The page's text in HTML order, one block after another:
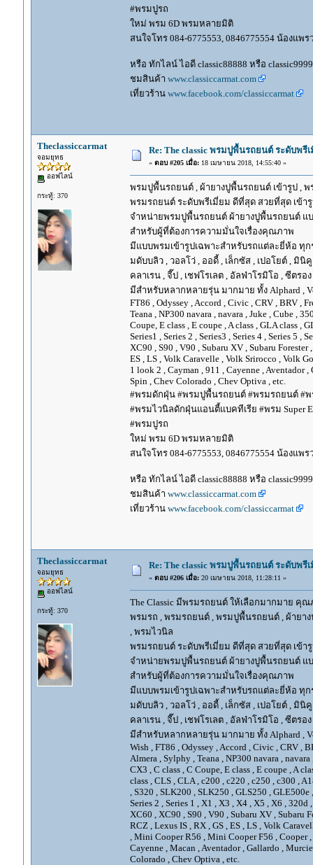
#พรมปูรถ
ใหม่ พรม 6D พรมหลายมิติ
สนใจโทร 084-6775553, 0846775554 น้องแพ
หรือ ทักไลน์ ไอดี classic88888 หรือ
ชมสินค้า www.classiccarmat.com
เที่ยวร้าน www.facebook.com/classiccarmat
Theclassiccarmat
จอมยุทธ
ออฟไลน์
กระทู้: 370
Re: The classic พรมปูพื้นรถยนต์ ระดับพรี
« ตอบ #205 เมื่อ:18 เมษายน 2018, 14:55:40 »
พรมปูพื้นรถยนต์ , ผ้ายางปูพื้นรถยนต์ เข้ารูป , พ
พรมรถยนต์ ระดับพรีเมี่ยม ดีที่สุด สวยที่สุด เข้ารู
จำหน่ายพรมปูพื้นรถยนต์ ผ้ายางปูพื้นรถยนต์ แบบ
สำหรับผู้ที่ต้องการความมั่นใจเรื่องคุณภาพ
มีแบบพรมเข้ารูปเฉพาะสำหรับรถแต่ละยี่ห้อ ทุก
มดับบลิว , วอลโว่ , ออดี้ , เล็กซัส , เปอโยต์ , มินิ
คลาเรน , จี๊ป , เชฟโรเลต , อัลฟ่าโรมิโอ , ซีตร
มีสำหรับหลากหลายรุ่น มากมาย ทั้ง Alphard ,
FT86 , Odyssey , Accord , Civic , CRV , BRV ,
Teana , NP300 navara , navara , Juke , Cube ,
Coupe, E class , E coupe , A class , GLA class ,
Series1 , Series 2 , Series3 , Series 4 , Series 5 ,
XC90 , S90 , V90 , Subaru XV , Subaru
ES , LS , Volk Caravelle , Volk Srirocco , Volk
1 look 2 , Cayman , 911 , Cayenne , Aventador
Spin , Chev Colorado , Chev Optiva , etc.
#พรมดักฝุ่น #พรมปูพื้นรถยนต์ #พรมรถยนต์ #พ
#พรมไวนิลดักฝุ่นแอนตี้แบคทีเรีย #พรม Super
#พรมปูรถ
ใหม่ พรม 6D พรมหลายมิติ
สนใจโทร 084-6775553, 0846775554 น้องแพร
หรือ ทักไลน์ ไอดี classic88888 หรือ
ชมสินค้า www.classiccarmat.com
เที่ยวร้าน www.facebook.com/classiccarmat
Theclassiccarmat
จอมยุทธ
ออฟไลน์
กระทู้: 370
Re: The classic พรมปูพื้นรถยนต์ ระดับพรี
« ตอบ #206 เมื่อ:20 เมษายน 2018, 11:28:11 »
The Classic มีพรมรถยนต์ ให้เลือกมากมาย คุ
พรมรถ , พรมรถยนต์ , พรมปูพื้นรถยนต์ , ผ้ายา
, พรมไวนิล
พรมรถยนต์ ระดับพรีเมี่ยม ดีที่สุด สวยที่สุด เข้ารู
จำหน่ายพรมปูพื้นรถยนต์ ผ้ายางปูพื้นรถยนต์ แบบ
สำหรับผู้ที่ต้องการความมั่นใจเรื่องคุณภาพ
มีแบบพรมเข้ารูปเฉพาะสำหรับรถแต่ละยี่ห้อ ทุก
มดับบลิว , วอลโว่ , ออดี้ , เล็กซัส , เปอโยต์ , มินิ
คลาเรน , จี๊ป , เชฟโรเลต , อัลฟ่าโรมิโอ , ซีตร
มีสำหรับหลากหลายรุ่น มากมาย ทั้ง Alphard ,
Wish , FT86 , Odyssey , Accord , Civic , CRV ,
Almera , Sylphy , Teana , NP300 navara ,
CX3 , C class , C Coupe, E class , E coupe , A
class , CLS , CLA , c200 , c220 , c250 , c300 ,
, S320 , SLK200 , SLK250 , GLS250 , GLE500e
Series 2 , Series 1 , X1 , X3 , X4 , X5 , X6 ,
XC60 , XC90 , S90 , V90 , Subaru XV , Subaru
RCZ , Lexus IS , RX , GS , ES , LS , Volk
, Mini Cooper R56 , Mini Cooper F56 , Cooper
Cayenne , Macan , Aventador , Gallardo ,
Colorado , Chev Optiva , etc.